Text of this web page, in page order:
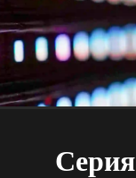
Серия